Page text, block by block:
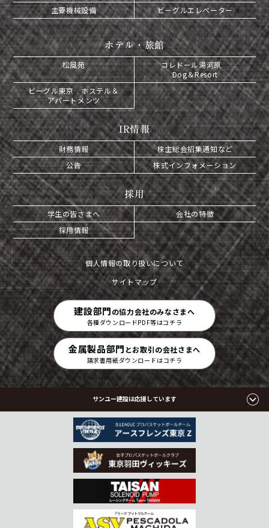
主要機械設備
ビーグルエレベーター
ホテル・旅館
松風苑
コレドール湯河原
Dog＆Resort
ビーグル東京 ホステル＆
アパートメンツ
IR情報
財務情報
株主総会招集通知など
公告
株式インフォメーション
採用
学生の皆さまへ
会社の特徴
採用情報
個人情報の取り扱いについて
サイトマップ
建設部門の協力会社のみなさまへ
各種ダウンロードPDF等はコチラ
金属製品部門 とお取引の会社さまへ
請求書用紙ダウンロードはコチラ
サンユー建設は応援しています